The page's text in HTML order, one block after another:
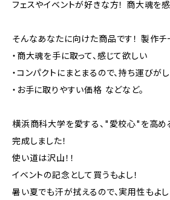
フェスやイベントが好きな方！ 商大魂を感
そんなあなたに向けた商品です！ 製作チ
・商大魂を手に取って、感じて欲しい
・コンパクトにまとまるので、持ち運びが
・お手に取りやすい価格 などなど。
横浜商科大学を愛する、"愛校心"を高め
完成しました！
使い道は沢山！！
イベントの記念として買うもよし！
暑い夏でも汗が拭えるので、実用性もよし